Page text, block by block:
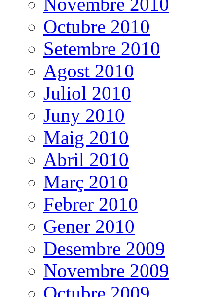
Octubre 2010
Setembre 2010
Agost 2010
Juliol 2010
Juny 2010
Maig 2010
Abril 2010
Març 2010
Febrer 2010
Gener 2010
Desembre 2009
Novembre 2009
Octubre 2009